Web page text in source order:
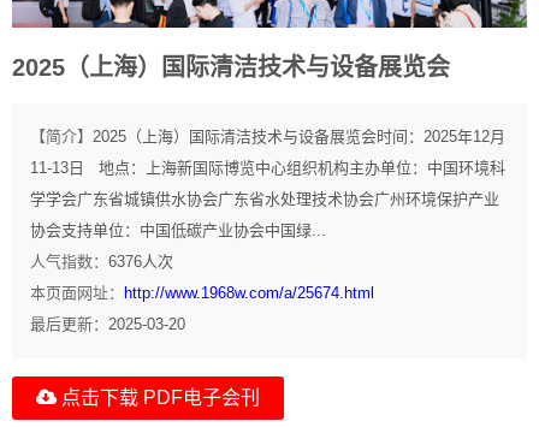
2025（上海）国际清洁技术与设备展览会
【简介】 2025（上海）国际清洁技术与设备展览会时间：2025年12月
11-13日 地点：上海新国际博览中心组织机构主办单位：中国环境科
学学会广东省城镇供水协会广东省水处理技术协会广州环境保护产业
协会支持单位：中国低碳产业协会中国绿...
人气指数： 6376人次
本页面网址：
http://www.1968w.com/a/25674.html
最后更新： 2025-03-20
点击下载 PDF电子会刊